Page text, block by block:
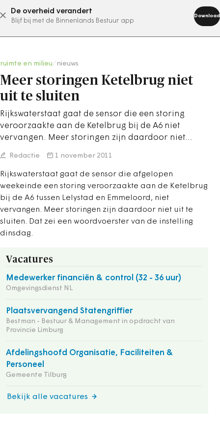
De overheid verandert
Blijf bij met de Binnenlands Bestuur app
Download
abonneer nu
ruimte en milieu nieuws
Meer storingen Ketelbrug niet
uit te sluiten
Rijkswaterstaat gaat de sensor die een storing
veroorzaakte aan de Ketelbrug bij de A6 niet
vervangen. Meer storingen zijn daardoor niet…
Redactie 1 november 2011
Rijkswaterstaat gaat de sensor die afgelopen
weekeinde een storing veroorzaakte aan de Ketelbrug
bij de A6 tussen Lelystad en Emmeloord, niet
vervangen. Meer storingen zijn daardoor niet uit te
sluiten. Dat zei een woordvoerster van de instelling
dinsdag.
Vacatures
Medewerker financiën & control (32 - 36 uur)
Omgevingsdienst NL
Plaatsvervangend Statengriffier
Bestman - Bestuur & Management in opdracht van
Provincie Limburg
Afdelingshoofd Organisatie, Faciliteiten &
Personeel
Gemeente Tilburg
Bekijk alle vacatures